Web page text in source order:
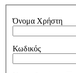
Όνομα Χρήστη
Κωδικός